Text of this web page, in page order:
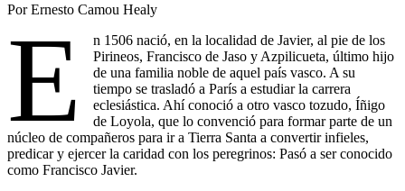
Por Ernesto Camou Healy
E
n 1506 nació, en la localidad de Javier, al pie de los
Pirineos, Francisco de Jaso y Azpilicueta, último hijo
de una familia noble de aquel país vasco. A su
tiempo se trasladó a París a estudiar la carrera
eclesiástica. Ahí conoció a otro vasco tozudo, Íñigo
de Loyola, que lo convenció para formar parte de un
núcleo de compañeros para ir a Tierra Santa a convertir infieles,
predicar y ejercer la caridad con los peregrinos: Pasó a ser conocido
como Francisco Javier.